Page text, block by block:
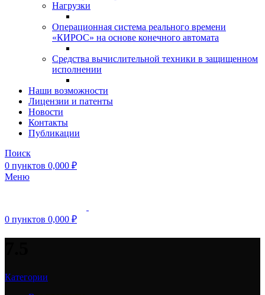
Нагрузки
Операционная система реального времени
«КИРОС» на основе конечного автомата
Средства вычислительной техники в защищенном
исполнении
Наши возможности
Лицензии и патенты
Новости
Контакты
Публикации
Поиск
0 пунктов 0,000 ₽
Меню
0 пунктов 0,000 ₽
Категории